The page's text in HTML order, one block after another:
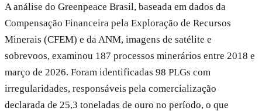
A análise do Greenpeace Brasil, baseada em dados da
Compensação Financeira pela Exploração de Recursos
Minerais (CFEM) e da ANM, imagens de satélite e
sobrevoos, examinou 187 processos minerários entre 2018 e
março de 2026. Foram identificadas 98 PLGs com
irregularidades, responsáveis pela comercialização
declarada de 25,3 toneladas de ouro no período, o que